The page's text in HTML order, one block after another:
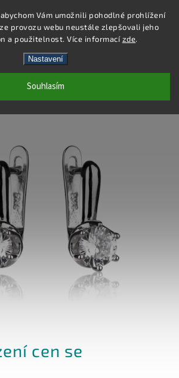
Vám umožnili pohodlné prohlížení
provozu webu neustále zlepšovali jeho
a použitelnost. Více informacízde.
Nastavení
Souhlasím
Hledat
AG 925/1000
cen se